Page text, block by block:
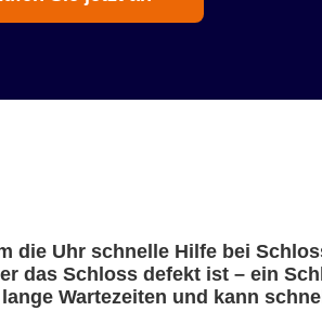
die Uhr schnelle Hilfe bei
das Schloss defekt ist – ein
Wartezeiten und kann